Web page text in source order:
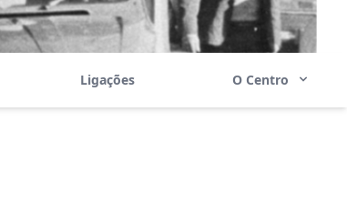
Ligações O Centro